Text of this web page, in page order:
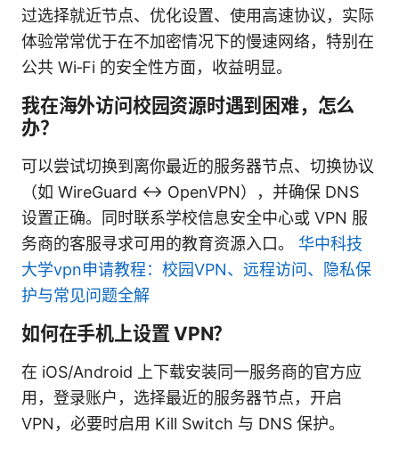
过选择就近节点、优化设置、使用高速协议，实际
体验常常优于在不加密情况下的慢速网络，特别在
公共 Wi‑Fi 的安全性方面，收益明显。
我在海外访问校园资源时遇到困难，怎么
办？
可以尝试切换到离你最近的服务器节点、切换协议
（如 WireGuard ↔ OpenVPN），并确保 DNS
设置正确。同时联系学校信息安全中心或 VPN 服
务商的客服寻求可用的教育资源入口。 华中科技
大学vpn申请教程：校园VPN、远程访问、隐私保
护与常见问题全解
如何在手机上设置 VPN？
在 iOS/Android 上下载安装同一服务商的官方应
用，登录账户，选择最近的服务器节点，开启
VPN，必要时启用 Kill Switch 与 DNS 保护。